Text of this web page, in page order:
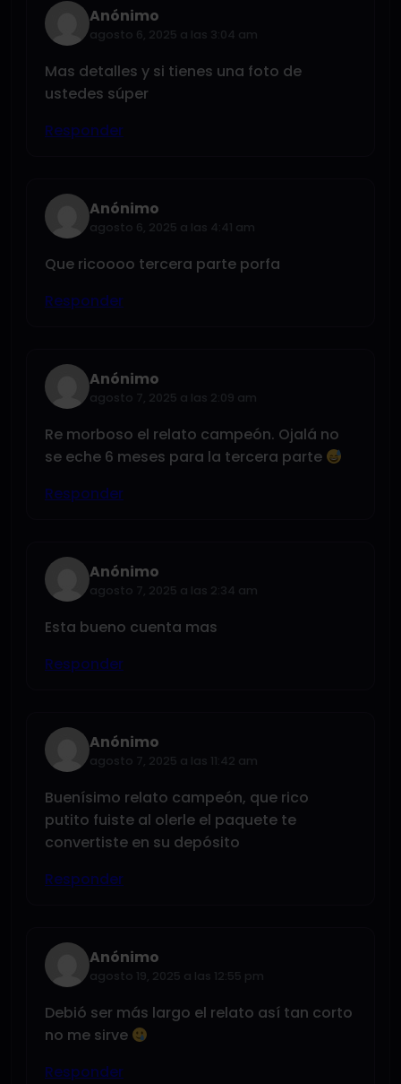
Anónimo
agosto 6, 2025 a las 3:04 am
Mas detalles y si tienes una foto de
ustedes súper
Responder
Anónimo
agosto 6, 2025 a las 4:41 am
Que ricoooo tercera parte porfa
Responder
Anónimo
agosto 7, 2025 a las 2:09 am
Re morboso el relato campeón. Ojalá no
se eche 6 meses para la tercera parte
Responder
Anónimo
agosto 7, 2025 a las 2:34 am
Esta bueno cuenta mas
Responder
Anónimo
agosto 7, 2025 a las 11:42 am
Buenísimo relato campeón, que rico
putito fuiste al olerle el paquete te
convertiste en su depósito
Responder
Anónimo
agosto 19, 2025 a las 12:55 pm
Debió ser más largo el relato así tan corto
no me sirve
Responder